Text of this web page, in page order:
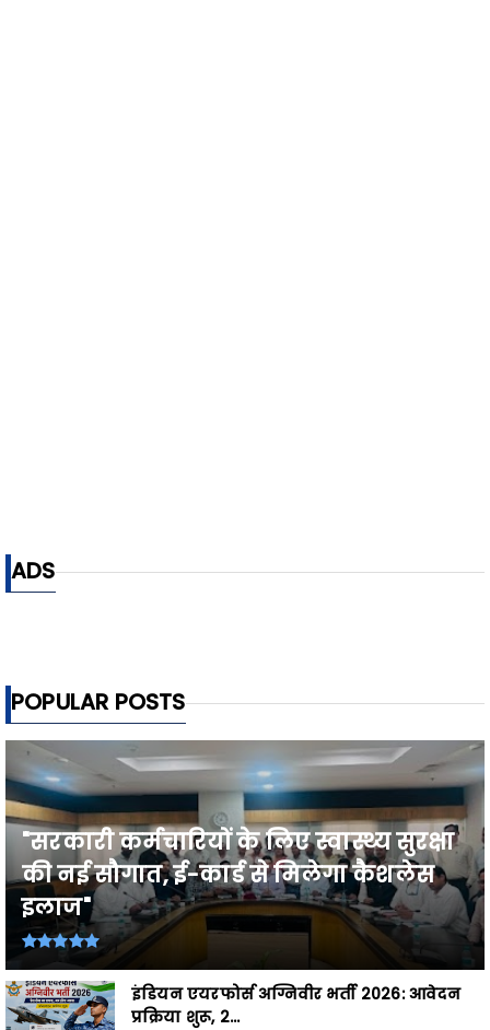
ADS
POPULAR POSTS
"सरकारी कर्मचारियों के लिए स्वास्थ्य सुरक्षा
की नई सौगात, ई-कार्ड से मिलेगा कैशलेस
इलाज"
इंडियन एयरफोर्स अग्निवीर भर्ती 2026: आवेदन
प्रक्रिया शुरू, 2...